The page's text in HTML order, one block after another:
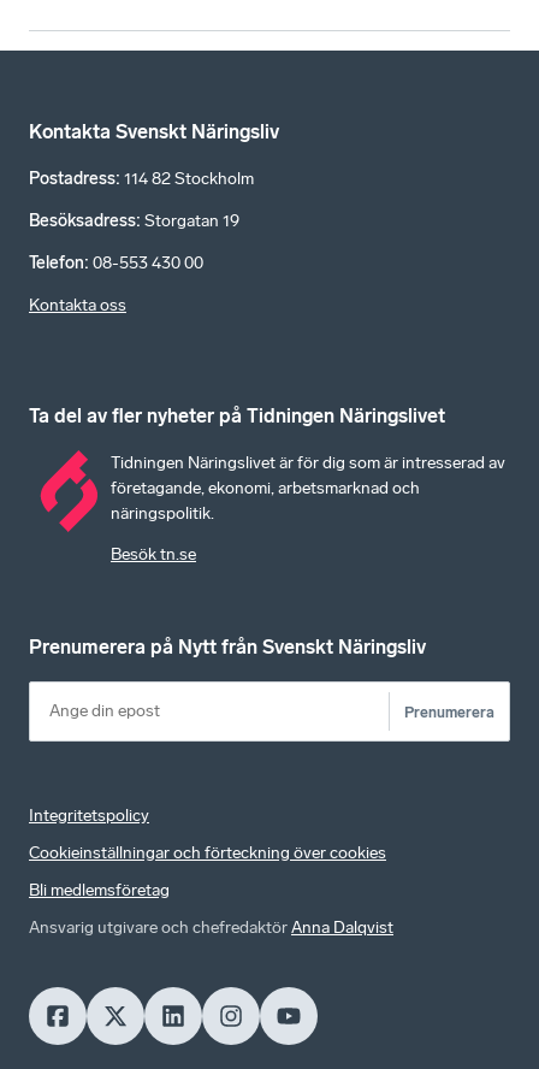
Kontakta Svenskt Näringsliv
Postadress: 114 82 Stockholm
Besöksadress: Storgatan 19
Telefon: 08-553 430 00
Kontakta oss
Ta del av fler nyheter på Tidningen Näringslivet
Tidningen Näringslivet är för dig som är intresserad av
företagande, ekonomi, arbetsmarknad och
näringspolitik.
Besök tn.se
Prenumerera på Nytt från Svenskt Näringsliv
Prenumerera
Integritetspolicy
Cookieinställningar och förteckning över cookies
Bli medlemsföretag
Ansvarig utgivare och chefredaktörAnna Dalqvist